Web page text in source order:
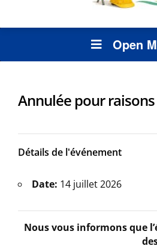
Open
Annulée pour raisons
Détails de l'événement
Date: 14 juillet 2026
Nous vous informons que